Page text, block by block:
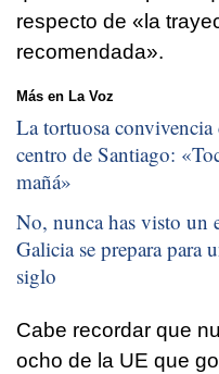
respecto de «la
recomendada».
Más en La Voz
La tortuosa
centro de Santiago: «
mañá»
No, nunca has visto un
Galicia se prepara para
siglo
Cabe recordar que
ocho de la UE que